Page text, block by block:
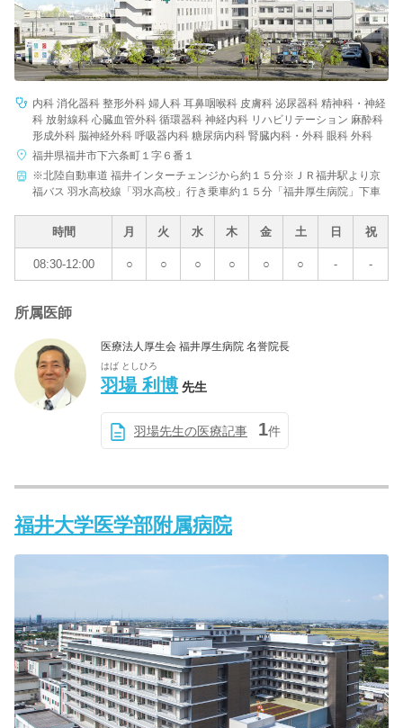
条件を変更する
内科 消化器科 整形外科 婦人科 耳鼻咽喉科 皮膚科 泌尿器科 精神科・神経
科 放射線科 心臓血管外科 循環器科 神経内科 リハビリテーション 麻酔科
形成外科 脳神経外科 呼吸器内科 糖尿病内科 腎臓内科・外科 眼科 外科
福井県福井市下六条町１字６番１
※北陸自動車道 福井インターチェンジから約１５分※ＪＲ福井駅より京
福バス 羽水高校線「羽水高校」行き乗車約１５分「福井厚生病院」下車
時間 月 火 水 木 金 土 日 祝
08:30-12:00 ○ ○ ○ ○ ○ ○ - -
所属医師
医療法人厚生会 福井厚生病院 名誉院長
はば としひろ
羽場 利博 先生
羽場先生の医療記事 1件
福井大学医学部附属病院